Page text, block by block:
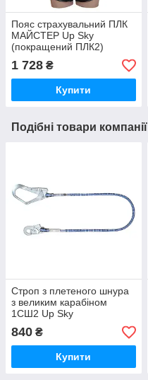
Пояс страхувальний ПЛК
МАЙСТЕР Up Sky
(покращений ПЛК2)
1 728 ₴
Купити
Подібні товари компанії
Строп з плетеного шнура
з великим карабіном
1СШ2 Up Sky
840 ₴
Купити